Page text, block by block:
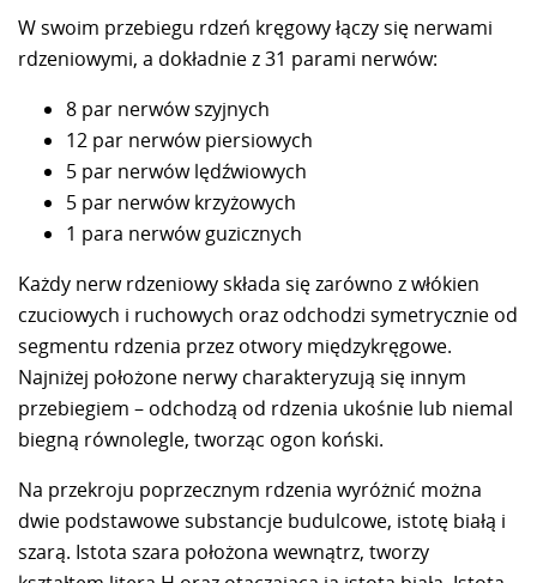
W swoim przebiegu rdzeń kręgowy łączy się nerwami
rdzeniowymi, a dokładnie z 31 parami nerwów:
8 par nerwów szyjnych
12 par nerwów piersiowych
5 par nerwów lędźwiowych
5 par nerwów krzyżowych
1 para nerwów guzicznych
Każdy nerw rdzeniowy składa się zarówno z włókien
czuciowych i ruchowych oraz odchodzi symetrycznie od
segmentu rdzenia przez otwory międzykręgowe.
Najniżej położone nerwy charakteryzują się innym
przebiegiem – odchodzą od rdzenia ukośnie lub niemal
biegną równolegle, tworząc ogon koński.
Na przekroju poprzecznym rdzenia wyróżnić można
dwie podstawowe substancje budulcowe, istotę białą i
szarą. Istota szara położona wewnątrz, tworzy